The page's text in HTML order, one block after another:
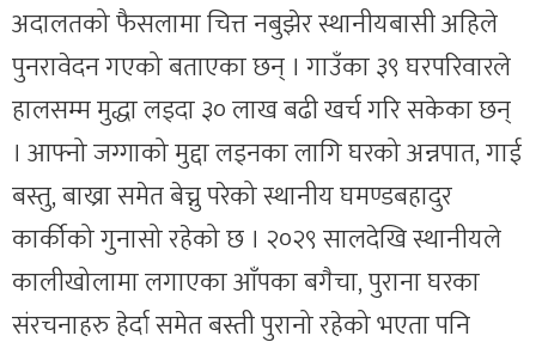
अदालतको फैसलामा चित्त नबुझेर स्थानीयबासी अहिले
पुनरावेदन गएको बताएका छन् । गाउँका ३९ घरपरिवारले
हालसम्म मुद्धा लड्दा ३० लाख बढी खर्च गरि सकेका छन्
। आफ्नो जग्गाको मुद्दा लड्नका लागि घरको अन्नपात, गाई
बस्तु, बाख्रा समेत बेच्नु परेको स्थानीय घमण्डबहादुर
कार्कीको गुनासो रहेको छ । २०२९ सालदेखि स्थानीयले
कालीखोलामा लगाएका आँपका बगैचा, पुराना घरका
संरचनाहरु हेर्दा समेत बस्ती पुरानो रहेको भएता पनि